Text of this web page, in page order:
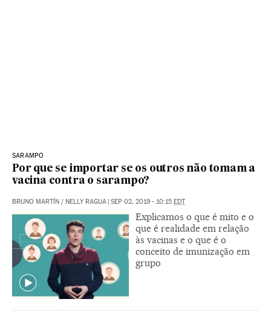
SARAMPO
Por que se importar se os outros não tomam a
vacina contra o sarampo?
BRUNO MARTÍN / NELLY RAGUA SEP 02, 2019 - 10:15 EDT
Explicamos o que é mito e o
que é realidade em relação
às vacinas e o que é o
conceito de imunização em
grupo